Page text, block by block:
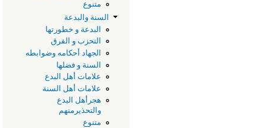
متنوع
السنة والبدعة
البدعة و خطورتها
التحزب و الفرق
الجهاد أحكامه وضوابطه
السنة و فضلها
علامات أهل البدع
علامات أهل السنة
هجرأهل البدع
والتحذيرمنهم
متنوع